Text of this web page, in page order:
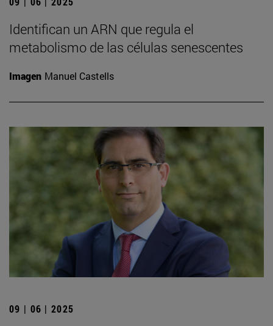
Identifican un ARN que regula el
metabolismo de las células senescentes
Imagen Manuel Castells
09 | 06 | 2025